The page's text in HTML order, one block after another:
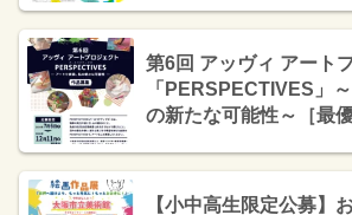
第6回 アッヴィ アート
「PERSPECTIVES」
の新たな可能性～［最
【小中高生限定公募】